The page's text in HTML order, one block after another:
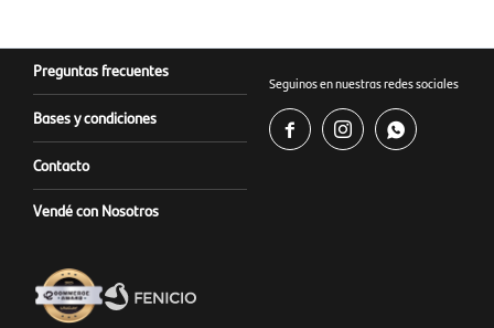
Preguntas frecuentes
Bases y condiciones
Contacto
Vendé con Nosotros
Seguinos en nuestras redes sociales
  